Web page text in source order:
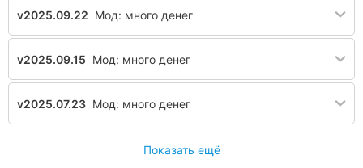
v2025.09.22 Мод: много денег
v2025.09.15 Мод: много денег
v2025.07.23 Мод: много денег
Показать ещё